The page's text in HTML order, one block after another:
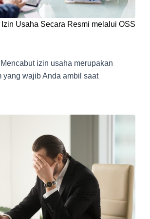
Usaha Secara Resmi melalui OSS
izin usaha merupakan
yang wajib Anda ambil saat